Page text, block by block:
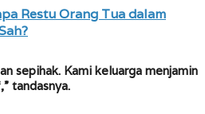
Restu Orang Tua dalam
sepihak. Kami keluarga menjamin
tandasnya.